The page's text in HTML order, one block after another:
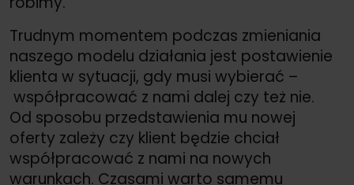
Trudnym momentem podczas zmieniania
naszego modelu działania jest postawienie
klienta w sytuacji, gdy musi wybierać –
współpracować z nami dalej czy też nie.
Od sposobu przedstawienia mu nowej
oferty zależy czy klient będzie chciał
współpracować z nami na nowych
warunkach. Czasami warto samemu